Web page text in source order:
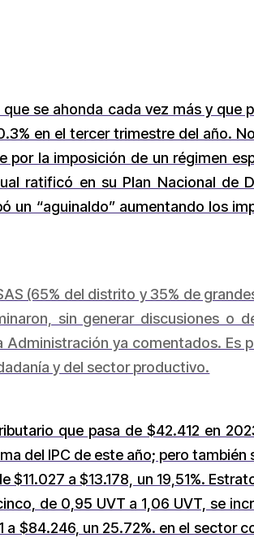
se ahonda cada vez más y que
en el tercer trimestre del año.
la imposición de un régimen
ratificó en su Plan Nacional de
un “aguinaldo” aumentando los
(65% del distrito y 35% de
sin generar discusiones o
ya comentados. Es
y del sector productivo.
que pasa de $42.412 en
del IPC de este año; pero
a $13.178, un 19,51%.
de 0,95 UVT a 1,06 UVT, se
$84.246, un 25.72%. en el sector